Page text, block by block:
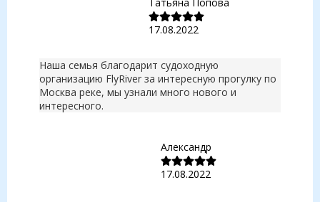
17.08.2022
Наша семья благодарит судоходную
организацию FlyRiver за интересную прогулку по
Москва реке, мы узнали много нового и
интересного.
Александр
17.08.2022